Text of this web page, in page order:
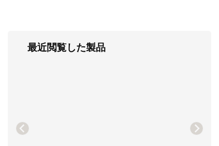
最近閲覧した製品